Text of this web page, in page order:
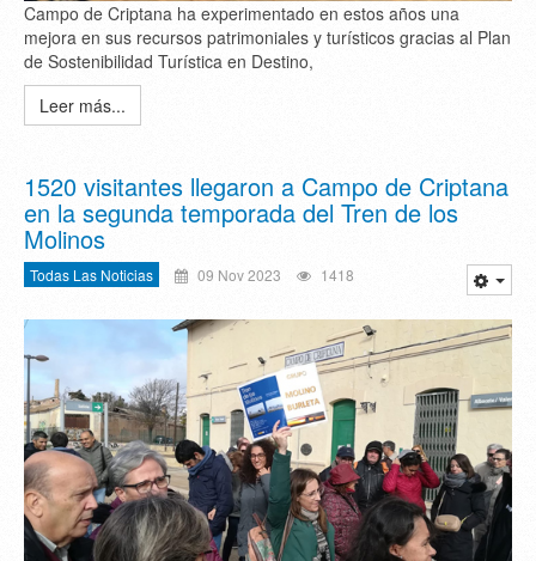
Campo de Criptana ha experimentado en estos años una
mejora en sus recursos patrimoniales y turísticos gracias al Plan
de Sostenibilidad Turística en Destino,
Leer más...
1520 visitantes llegaron a Campo de Criptana
en la segunda temporada del Tren de los
Molinos
Todas Las Noticias 09 Nov 2023 1418